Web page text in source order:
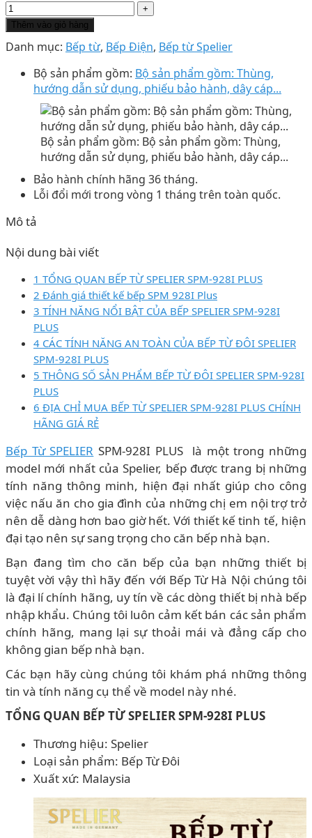
Thêm vào giỏ hàng
Danh mục: Bếp từ, Bếp Điện, Bếp từ Spelier
Bộ sản phẩm gồm: Bộ sản phẩm gồm: Thùng,
hướng dẫn sử dụng, phiếu bảo hành, dây cáp...
Bộ sản phẩm gồm: Bộ sản phẩm gồm: Thùng,
hướng dẫn sử dụng, phiếu bảo hành, dây cáp...
Bảo hành chính hãng 36 tháng.
Lỗi đổi mới trong vòng 1 tháng trên toàn quốc.
Mô tả
Nội dung bài viết
1 TỔNG QUAN BẾP TỪ SPELIER SPM-928I PLUS
2 Đánh giá thiết kế bếp SPM 928I Plus
3 TÍNH NĂNG NỔI BẬT CỦA BẾP SPELIER SPM-928I
PLUS
4 CÁC TÍNH NĂNG AN TOÀN CỦA BẾP TỪ ĐÔI SPELIER
SPM-928I PLUS
5 THÔNG SỐ SẢN PHẨM BẾP TỪ ĐÔI SPELIER SPM-928I
PLUS
6 ĐỊA CHỈ MUA BẾP TỪ SPELIER SPM-928I PLUS CHÍNH
HÃNG GIÁ RẺ
Bếp Từ SPELIER SPM-928I PLUS là một trong những
model mới nhất của Spelier, bếp được trang bị những
tính năng thông minh, hiện đại nhất giúp cho công
việc nấu ăn cho gia đình của những chị em nội trợ trở
nên dễ dàng hơn bao giờ hết. Với thiết kế tinh tế, hiện
đại tạo nên sự sang trọng cho căn bếp nhà bạn.
Bạn đang tìm cho căn bếp của bạn những thiết bị
tuyệt vời vậy thì hãy đến với Bếp Từ Hà Nội chúng tôi
là đại lí chính hãng, uy tín về các dòng thiết bị nhà bếp
nhập khẩu. Chúng tôi luôn cảm kết bán các sản phẩm
chính hãng, mang lại sự thoải mái và đẳng cấp cho
không gian bếp nhà bạn.
Các bạn hãy cùng chúng tôi khám phá những thông
tin và tính năng cụ thể về model này nhé.
TỔNG QUAN BẾP TỪ SPELIER SPM-928I PLUS
Thương hiệu: Spelier
Loại sản phẩm: Bếp Từ Đôi
Xuất xứ: Malaysia